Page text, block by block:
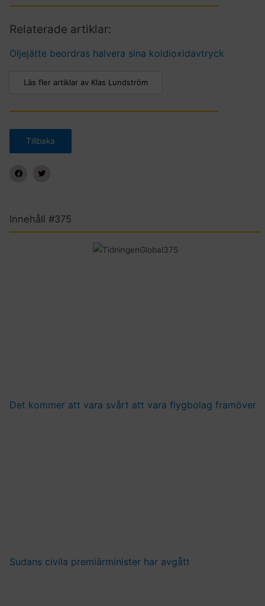
Relaterade artiklar:
Oljejätte beordras halvera sina koldioxidavtryck
Läs fler artiklar av Klas Lundström
Innehåll #375
Det kommer att vara svårt att vara flygbolag framöver
Sudans civila premiärminister har avgått